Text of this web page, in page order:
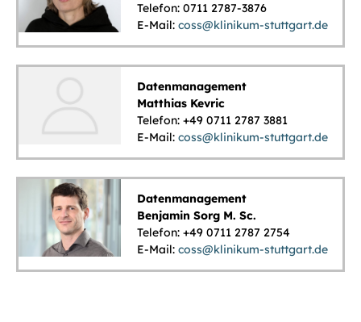
Telefon: 0711 2787-3876
E-Mail:coss@klinikum-stuttgart.de
Datenmanagement
Matthias Kevric
Telefon: +49 0711 2787 3881
E-Mail:coss@klinikum-stuttgart.de
Datenmanagement
Benjamin Sorg M. Sc.
Telefon: +49 0711 2787 2754
E-Mail:coss@klinikum-stuttgart.de